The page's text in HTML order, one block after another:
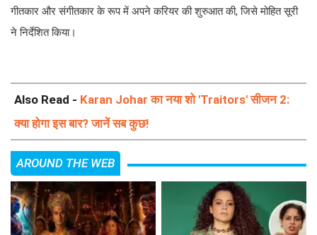
गीतकार और संगीतकार के रूप में अपने करियर की शुरुआत की, जिसे मोहित सूरी
ने निर्देशित किया।
Also Read - Karan Johar का नया शो 'Traitors' सीजन 2:
क्या होगा इस बार? जानें सब कुछ!
AROUND THE WEB